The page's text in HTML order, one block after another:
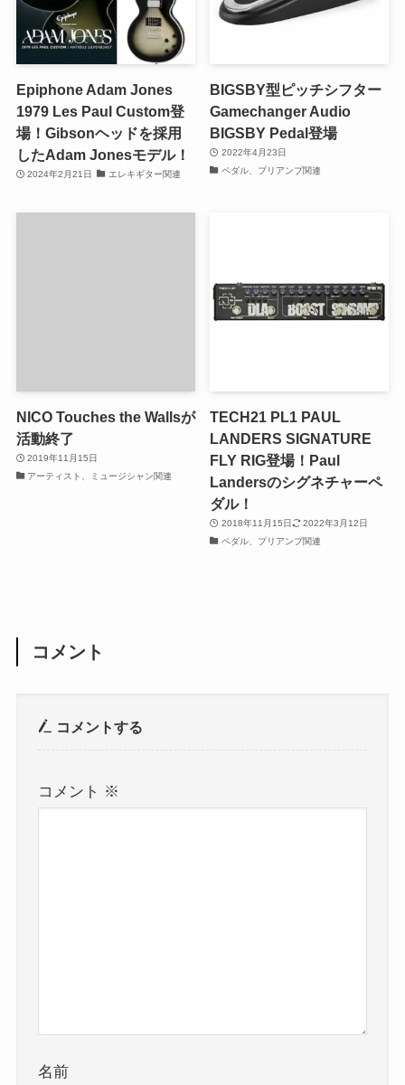
Epiphone Adam Jones
1979 Les Paul Custom登
場！Gibsonヘッドを採用
したAdam Jonesモデル！
2024年2月21日 エレキギター関連
BIGSBY型ピッチシフター
Gamechanger Audio
BIGSBY Pedal登場
2022年4月23日
ペダル、プリアンプ関連
NICO Touches the Wallsが
活動終了
2019年11月15日
アーティスト、ミュージシャン関連
TECH21 PL1 PAUL
LANDERS SIGNATURE
FLY RIG登場！Paul
Landersのシグネチャーペ
ダル！
2018年11月15日
2022年3月12日
ペダル、プリアンプ関連
コメント
コメントする
コメント ※
名前